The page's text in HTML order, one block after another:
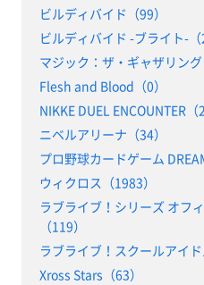
ビルディバイド（99）
ビルディバイド -ブライト-（
マジック：ザ・ギャザリング
Flesh and Blood（0）
NIKKE DUEL ENCOUNTER（
ニベルアリーナ（34）
プロ野球カードゲーム
ウィクロス（1983）
ラブライブ！シリーズ オフ
（119）
ラブライブ！スクールアイ
Xross Stars（63）